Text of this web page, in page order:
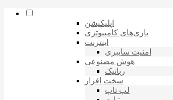
اپلیکیشن
بازی‌های کامپیوتری
اینترنت
امنیت سایبری
هوش مصنوعی
رباتیک
سخت افزار
لپ تاپ